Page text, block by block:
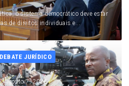
o sistema democrático deve estar
de direitos individuais e...
DEBATE JURÍDICO
Agosto 7, 2026